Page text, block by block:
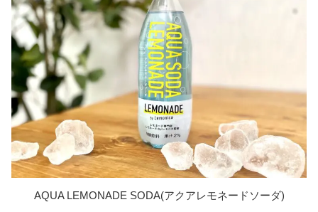
AQUA LEMONADE SODA(アクアレモネードソーダ)